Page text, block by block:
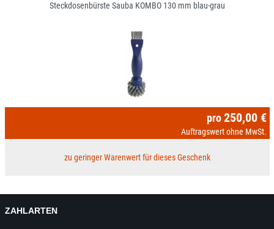
Steckdosenbürste Sauba KOMBO 130 mm blau-grau
pro 250,00 €
Auftragswert ohne MwSt.
zu geringer Warenwert für dieses Geschenk
ZAHLARTEN